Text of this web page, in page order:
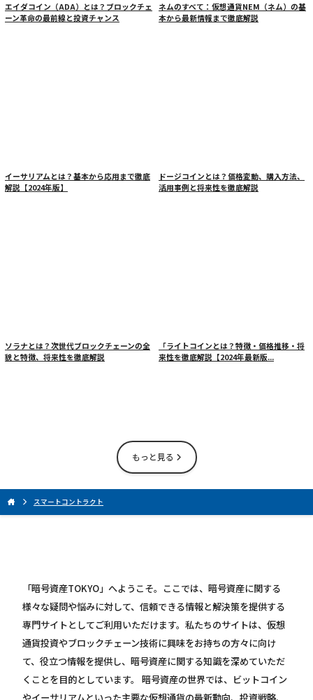
エイダコイン（ADA）とは？ブロックチェ
ーン革命の最前線と投資チャンス
ネムのすべて：仮想通貨NEM（ネム）の基
本から最新情報まで徹底解説
イーサリアムとは？基本から応用まで徹底
解説【2024年版】
ドージコインとは？価格変動、購入方法、
活用事例と将来性を徹底解説
ソラナとは？次世代ブロックチェーンの全
貌と特徴、将来性を徹底解説
「ライトコインとは？特徴・価格推移・将
来性を徹底解説【2024年最新版...
もっと見る
スマートコントラクト
「暗号資産TOKYO」へようこそ。ここでは、暗号資産に関する
様々な疑問や悩みに対して、信頼できる情報と解決策を提供する
専門サイトとしてご利用いただけます。私たちのサイトは、仮想
通貨投資やブロックチェーン技術に興味をお持ちの方々に向け
て、役立つ情報を提供し、暗号資産に関する知識を深めていただ
くことを目的としています。 暗号資産の世界では、ビットコイン